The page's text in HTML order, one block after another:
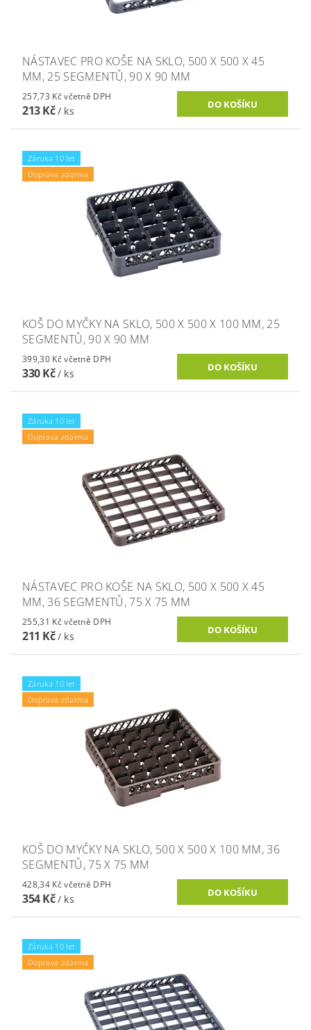
NÁSTAVEC PRO KOŠE NA SKLO, 500 X 500 X 45
MM, 25 SEGMENTŮ, 90 X 90 MM
257,73 Kč včetně DPH
213 Kč/ ks
Záruka 10 let
Doprava zdarma
KOŠ DO MYČKY NA SKLO, 500 X 500 X 100 MM, 25
SEGMENTŮ, 90 X 90 MM
399,30 Kč včetně DPH
330 Kč/ ks
Záruka 10 let
Doprava zdarma
NÁSTAVEC PRO KOŠE NA SKLO, 500 X 500 X 45
MM, 36 SEGMENTŮ, 75 X 75 MM
255,31 Kč včetně DPH
211 Kč/ ks
Záruka 10 let
Doprava zdarma
KOŠ DO MYČKY NA SKLO, 500 X 500 X 100 MM, 36
SEGMENTŮ, 75 X 75 MM
428,34 Kč včetně DPH
354 Kč/ ks
Záruka 10 let
Doprava zdarma